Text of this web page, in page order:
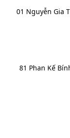
01 Nguyễn Gia
81 Phan Kế